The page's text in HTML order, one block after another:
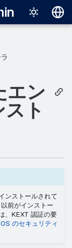
Français
Italiano
エン
ト
ンストールされて
前がインストー
、KEXT 認証の要
のセキュリティ